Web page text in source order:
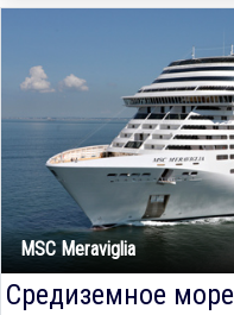
MSC Meraviglia
Средиземное море